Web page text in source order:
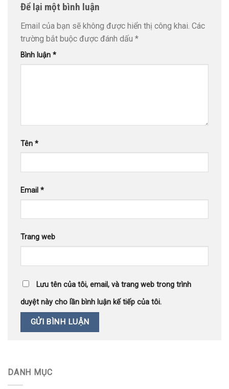
Để lại một bình luận
Email của bạn sẽ không được hiển thị công khai. Các
trường bắt buộc được đánh dấu *
Bình luận *
Tên *
Email *
Trang web
Lưu tên của tôi, email, và trang web trong trình
duyệt này cho lần bình luận kế tiếp của tôi.
DANH MỤC